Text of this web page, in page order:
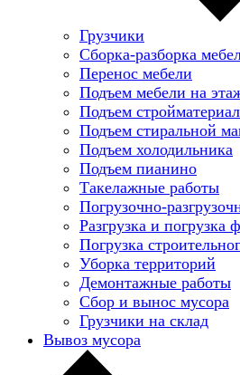
Грузчики
Сборка-разборка
Перенос мебели
Подъем мебели на
Подъем
Подъем стиральной
Подъем холодильника
Подъем пианино
Такелажные работы
Погрузочно-
Разгрузка и погрузка
Погрузка
Уборка территорий
Демонтажные работы
Сбор и вынос мусора
Грузчики на склад
Вывоз мусора